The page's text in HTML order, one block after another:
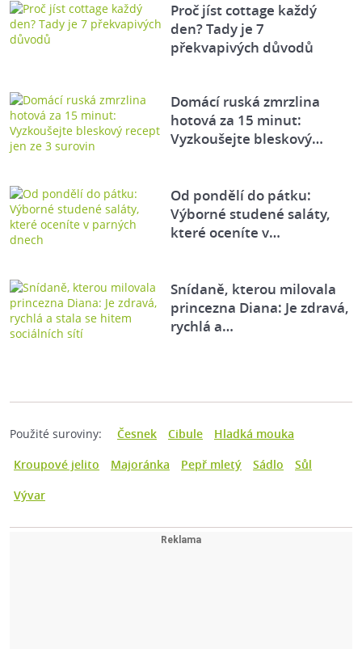
Proč jíst cottage každý
den? Tady je 7
překvapivých důvodů
Domácí ruská zmrzlina
hotová za 15 minut:
Vyzkoušejte bleskový…
Od pondělí do pátku:
Výborné studené saláty,
které oceníte v…
Snídaně, kterou milovala
princezna Diana: Je zdravá,
rychlá a…
Použité suroviny: Česnek Cibule
Hladká mouka
Kroupové jelito
Majoránka Pepř mletý Sádlo
Sůl
Vývar